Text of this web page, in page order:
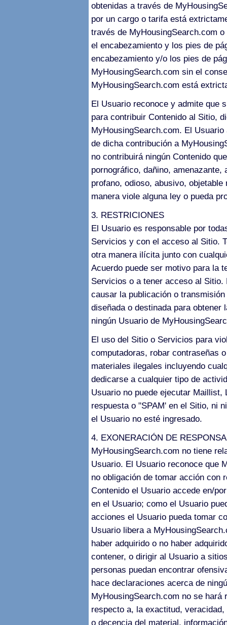
obtenidas a través de
por un cargo o tarifa está
través de MyHousingSearch.com
el encabezamiento y los pies de
encabezamiento y/o los pies de
MyHousingSearch.com sin el
MyHousingSearch.com está
El Usuario reconoce y admite que
para contribuir Contenido al Sitio,
MyHousingSearch.com. El
de dicha contribución a
no contribuirá ningún Contenido
pornográfico, dañino,
profano, odioso, abusivo,
manera viole alguna ley o pueda
3. RESTRICIONES
El Usuario es responsable por
Servicios y con el acceso al Sitio.
otra manera ilícita junto con
Acuerdo puede ser motivo para la
Servicios o a tener acceso al
causar la publicación o
diseñada o destinada para
ningún Usuario de
El uso del Sitio o Servicios para
computadoras, robar contraseñas
materiales ilegales incluyendo
dedicarse a cualquier tipo de
Usuario no puede ejecutar
respuesta o "SPAM' en el Sitio, ni
el Usuario no esté ingresado.
4. EXONERACIÓN DE
MyHousingSearch.com no tiene
Usuario. El Usuario reconoce que
no obligación de tomar acción con
Contenido el Usuario accede en/
en el Usuario; como el Usuario
acciones el Usuario pueda tomar
Usuario libera a
haber adquirido o no haber
contener, o dirigir al Usuario a
personas puedan encontrar
hace declaraciones acerca de
MyHousingSearch.com no se
respecto a, la exactitud,
o decencia del material,